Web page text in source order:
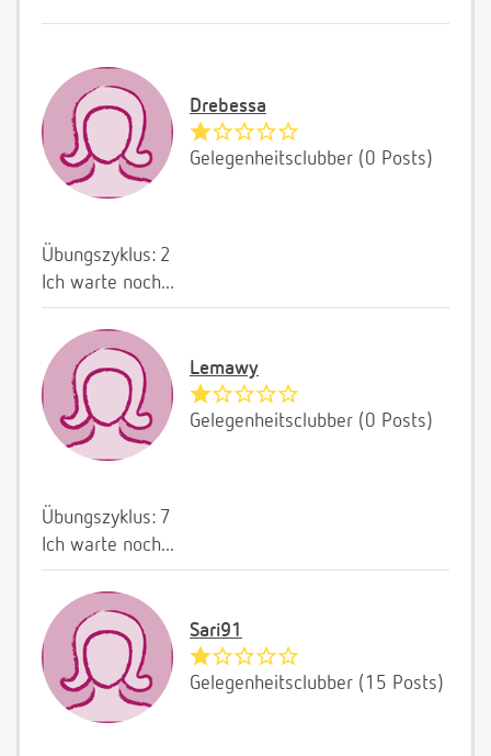
Drebessa
Gelegenheitsclubber (0 Posts)
Übungszyklus: 2
Ich warte noch...
Lemawy
Gelegenheitsclubber (0 Posts)
Übungszyklus: 7
Ich warte noch...
Sari91
Gelegenheitsclubber (15 Posts)